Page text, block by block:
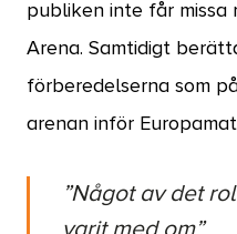
publiken inte får missa
Arena. Samtidigt
förberedelserna som
arenan inför
”Något av det
varit med om”